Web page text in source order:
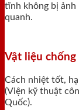
tĩnh không bị
quanh.
Vật liệu chống
Cách nhiệt tốt,
(Viện kỹ thuật
Quốc).